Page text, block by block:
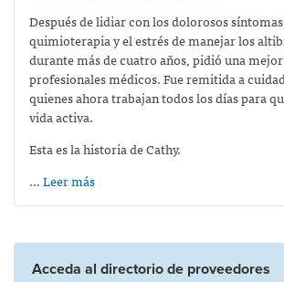
Después de lidiar con los dolorosos
quimioterapia y el estrés de manejar los
durante más de cuatro años, pidió una
profesionales médicos. Fue remitida a
quienes ahora trabajan todos los días para
vida activa.
Esta es la historia de Cathy.
… Leer más
Acceda al directorio de proveedores